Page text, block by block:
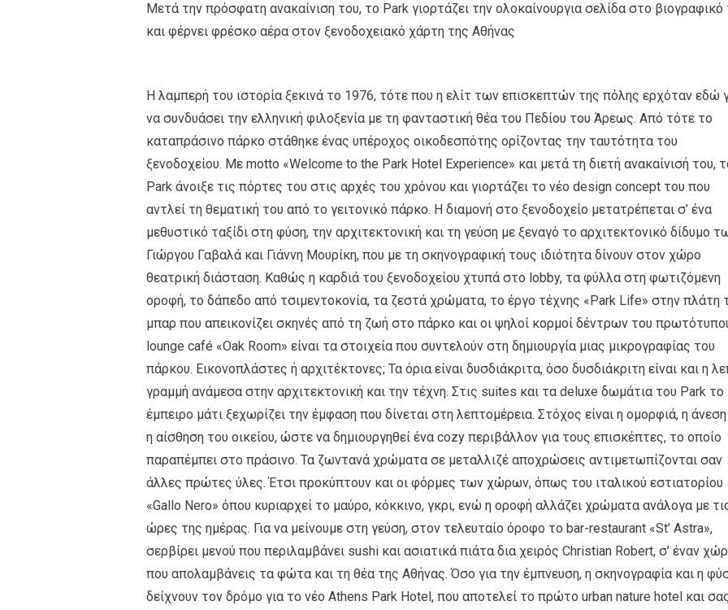
Μετά την πρόσφατη ανακαίνιση του, το Park γιορτάζει την ολοκαίνουργια σελίδα στο βιογραφικό
και φέρνει φρέσκο αέρα στον ξενοδοχειακό χάρτη της Αθήνας
Η λαμπερή του ιστορία ξεκινά το 1976, τότε που η ελίτ των επισκεπτών της πόλης ερχόταν εδώ
να συνδυάσει την ελληνική φιλοξενία με τη φανταστική θέα του Πεδίου του Άρεως. Από τότε το
καταπράσινο πάρκο στάθηκε ένας υπέροχος οικοδεσπότης ορίζοντας την ταυτότητα του
ξενοδοχείου. Με motto «Welcome to the Park Hotel Experience» και μετά τη διετή ανακαίνισή του,
Park άνοιξε τις πόρτες του στις αρχές του χρόνου και γιορτάζει το νέο design concept του που
αντλεί τη θεματική του από το γειτονικό πάρκο. Η διαμονή στο ξενοδοχείο μετατρέπεται σ’ ένα
μεθυστικό ταξίδι στη φύση, την αρχιτεκτονική και τη γεύση με ξεναγό το αρχιτεκτονικό δίδυμο
Γιώργου Γαβαλά και Γιάννη Μουρίκη, που με τη σκηνογραφική τους ιδιότητα δίνουν στον χώρο
θεατρική διάσταση. Καθώς η καρδιά του ξενοδοχείου χτυπά στο lobby, τα φύλλα στη φωτιζόμενη
οροφή, το δάπεδο από τσιμεντοκονία, τα ζεστά χρώματα, το έργο τέχνης «Park Life» στην πλάτη
μπαρ που απεικονίζει σκηνές από τη ζωή στο πάρκο και οι ψηλοί κορμοί δέντρων του
lounge café «Οak Room» είναι τα στοιχεία που συντελούν στη δημιουργία μιας μικρογραφίας του
πάρκου. Εικονοπλάστες ή αρχιτέκτονες; Τα όρια είναι δυσδιάκριτα, όσο δυσδιάκριτη είναι και η
γραμμή ανάμεσα στην αρχιτεκτονική και την τέχνη. Στις suites και τα deluxe δωμάτια του Park το
έμπειρο μάτι ξεχωρίζει την έμφαση που δίνεται στη λεπτομέρεια. Στόχος είναι η ομορφιά, η άνεση
η αίσθηση του οικείου, ώστε να δημιουργηθεί ένα cozy περιβάλλον για τους επισκέπτες, το οποίο
παραπέμπει στο πράσινο. Τα ζωντανά χρώματα σε μεταλλιζέ αποχρώσεις αντιμετωπίζονται σαν
άλλες πρώτες ύλες. Έτσι προκύπτουν και οι φόρμες των χώρων, όπως του ιταλικού εστιατορίου
«Gallo Nero» όπου κυριαρχεί το μαύρο, κόκκινο, γκρι, ενώ η οροφή αλλάζει χρώματα ανάλογα με
ώρες της ημέρας. Για να μείνουμε στη γεύση, στον τελευταίο όροφο το bar-restaurant «St’ Astra»,
σερβίρει μενού που περιλαμβάνει sushi και ασιατικά πιάτα δια χειρός Christian Robert, σ’ έναν
που απολαμβάνεις τα φώτα και τη θέα της Αθήνας. Όσο για την έμπνευση, η σκηνογραφία και η
δείχνουν τον δρόμο για το νέο Athens Park Hotel, που αποτελεί το πρώτο urban nature hotel και